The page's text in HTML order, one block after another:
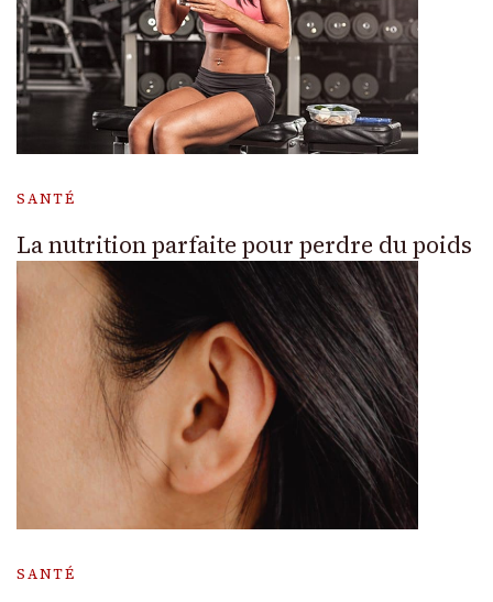
SANTÉ
La nutrition parfaite pour perdre du poids
SANTÉ